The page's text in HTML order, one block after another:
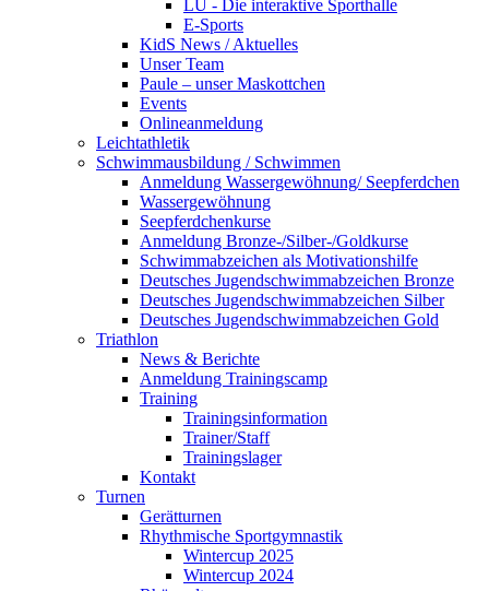
LÜ - Die interaktive Sporthalle
E-Sports
KidS News / Aktuelles
Unser Team
Paule – unser Maskottchen
Events
Onlineanmeldung
Leichtathletik
Schwimmausbildung / Schwimmen
Anmeldung Wassergewöhnung/ Seepferdchen
Wassergewöhnung
Seepferdchenkurse
Anmeldung Bronze-/Silber-/Goldkurse
Schwimmabzeichen als Motivationshilfe
Deutsches Jugendschwimmabzeichen Bronze
Deutsches Jugendschwimmabzeichen Silber
Deutsches Jugendschwimmabzeichen Gold
Triathlon
News & Berichte
Anmeldung Trainingscamp
Training
Trainingsinformation
Trainer/Staff
Trainingslager
Kontakt
Turnen
Gerätturnen
Rhythmische Sportgymnastik
Wintercup 2025
Wintercup 2024